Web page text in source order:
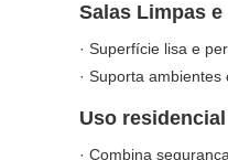
Salas Limpas
· Superfície lisa e
· Suporta
Uso
· Combina